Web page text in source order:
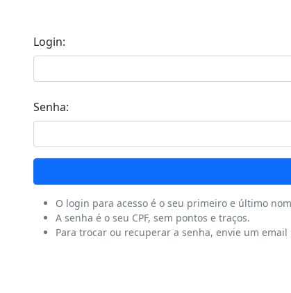
Login:
Senha:
O login para acesso é o seu primeiro e último
A senha é o seu CPF, sem pontos e traços.
Para trocar ou recuperar a senha, envie um email